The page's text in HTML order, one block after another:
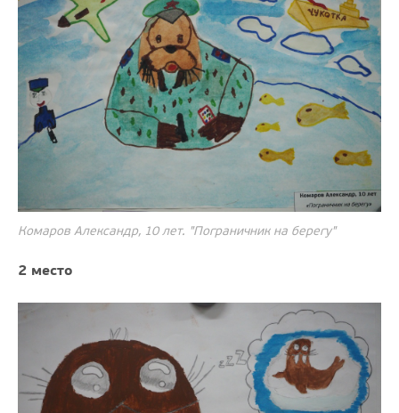
Комаров Александр, 10 лет. "Пограничник на берегу"
2 место